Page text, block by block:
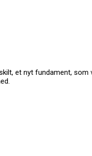
et nyt fundament,